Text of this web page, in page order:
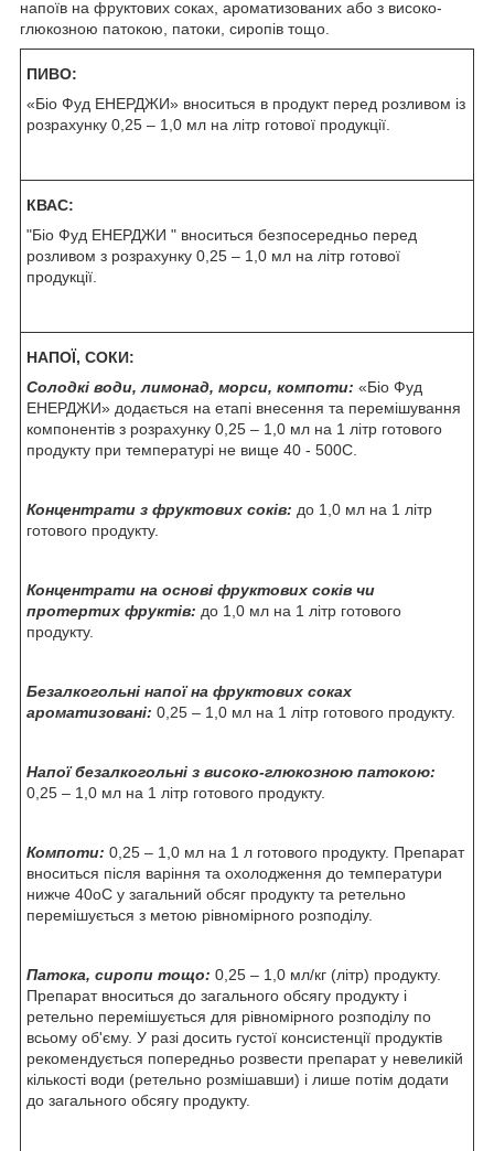
напоїв на фруктових соках, ароматизованих або з високо-
глюкозною патокою, патоки, сиропів тощо.
ПИВО:
«Біо Фуд ЕНЕРДЖИ» вноситься в продукт перед розливом із
розрахунку 0,25 – 1,0 мл на літр готової продукції.
КВАС:
"Біо Фуд ЕНЕРДЖИ " вноситься безпосередньо перед
розливом з розрахунку 0,25 – 1,0 мл на літр готової
продукції.
НАПОЇ, СОКИ:
Солодкі води, лимонад, морси, компоти: «Біо Фуд
ЕНЕРДЖИ» додається на етапі внесення та перемішування
компонентів з розрахунку 0,25 – 1,0 мл на 1 літр готового
продукту при температурі не вище 40 - 500С.
Концентрати з фруктових соків: до 1,0 мл на 1 літр
готового продукту.
Концентрати на основі фруктових соків чи
протертих фруктів: до 1,0 мл на 1 літр готового
продукту.
Безалкогольні напої на фруктових соках
ароматизовані: 0,25 – 1,0 мл на 1 літр готового продукту.
Напої безалкогольні з високо-глюкозною патокою:
0,25 – 1,0 мл на 1 літр готового продукту.
Компоти: 0,25 – 1,0 мл на 1 л готового продукту. Препарат
вноситься після варіння та охолодження до температури
нижче 40оС у загальний обсяг продукту та ретельно
перемішується з метою рівномірного розподілу.
Патока, сиропи тощо: 0,25 – 1,0 мл/кг (літр) продукту.
Препарат вноситься до загального обсягу продукту і
ретельно перемішується для рівномірного розподілу по
всьому об'єму. У разі досить густої консистенції продуктів
рекомендується попередньо розвести препарат у невеликій
кількості води (ретельно розмішавши) і лише потім додати
до загального обсягу продукту.